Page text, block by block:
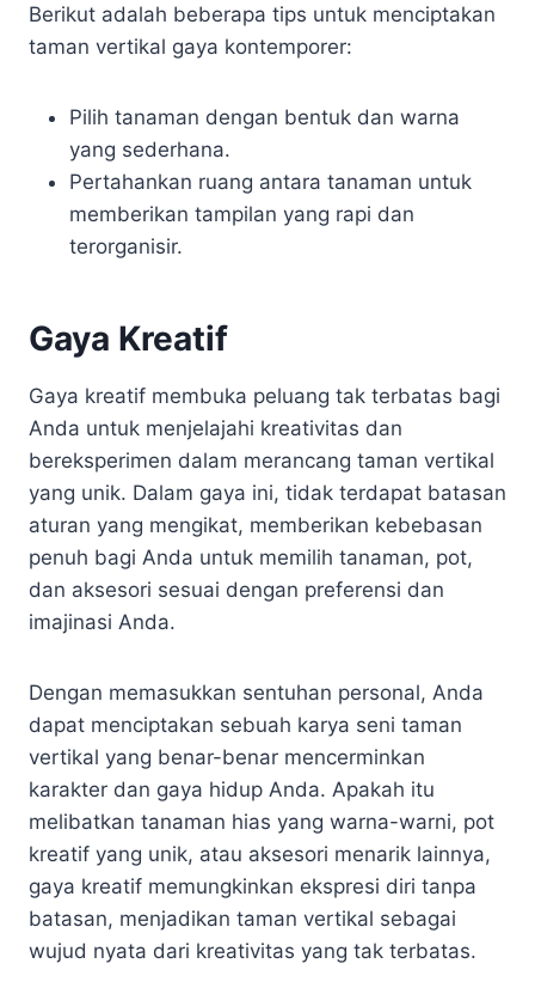
Berikut adalah beberapa tips untuk menciptakan
taman vertikal gaya kontemporer:
Pilih tanaman dengan bentuk dan warna
yang sederhana.
Pertahankan ruang antara tanaman untuk
memberikan tampilan yang rapi dan
terorganisir.
Gaya Kreatif
Gaya kreatif membuka peluang tak terbatas bagi
Anda untuk menjelajahi kreativitas dan
bereksperimen dalam merancang taman vertikal
yang unik. Dalam gaya ini, tidak terdapat batasan
aturan yang mengikat, memberikan kebebasan
penuh bagi Anda untuk memilih tanaman, pot,
dan aksesori sesuai dengan preferensi dan
imajinasi Anda.
Dengan memasukkan sentuhan personal, Anda
dapat menciptakan sebuah karya seni taman
vertikal yang benar-benar mencerminkan
karakter dan gaya hidup Anda. Apakah itu
melibatkan tanaman hias yang warna-warni, pot
kreatif yang unik, atau aksesori menarik lainnya,
gaya kreatif memungkinkan ekspresi diri tanpa
batasan, menjadikan taman vertikal sebagai
wujud nyata dari kreativitas yang tak terbatas.